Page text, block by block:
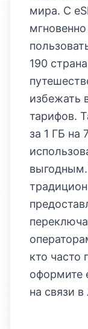
мира. С
190
избежать
тарифов.
за 1 ГБ на
кто часто
оформите
на связи